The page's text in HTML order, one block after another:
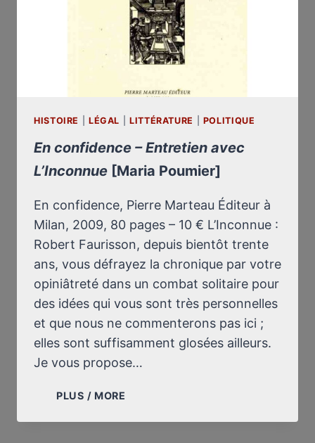
HISTOIRE LÉGAL LITTÉRATURE POLITIQUE
En confidence – Entretien avec
L’Inconnue [Maria Poumier]
En confidence, Pierre Marteau Éditeur à
Milan, 2009, 80 pages – 10 € L’Inconnue :
Robert Faurisson, depuis bientôt trente
ans, vous défrayez la chronique par votre
opiniâtreté dans un combat solitaire pour
des idées qui vous sont très personnelles
et que nous ne commenterons pas ici ;
elles sont suffisamment glosées ailleurs.
Je vous propose…
PLUS / MORE
–